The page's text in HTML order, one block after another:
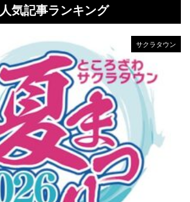
人気記事ランキング
サクラタウン